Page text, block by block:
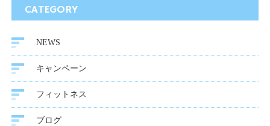
CATEGORY
NEWS
キャンペーン
フィットネス
ブログ